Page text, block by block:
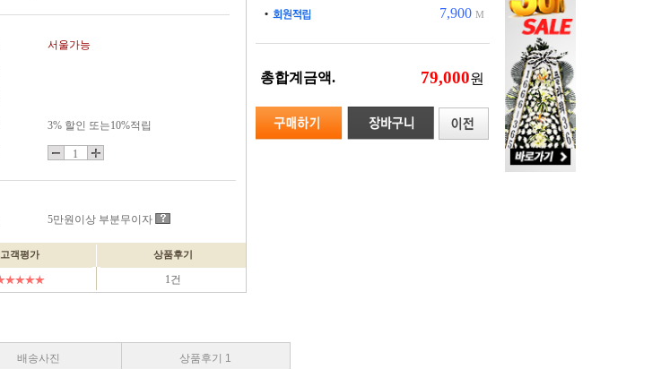
서울가능
3% 할인 또는10%적립
5만원이상 부분무이자
고객평가 상품후기
1건
7,900 M
총합계금액. 원
배송사진 상품후기 1